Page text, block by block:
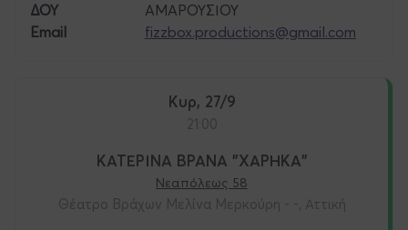
ΔΟΥ
ΑΜΑΡΟΥΣΙΟΥ
Email
fizzbox.productions@gmail.com
Κυρ, 27/9
21:00
ΚΑΤΕΡΙΝΑ ΒΡΑΝΑ "ΧΑΡΗΚΑ"
Νεαπόλεως 58
Θέατρο Βράχων Μελίνα Μερκούρη - -, Αττική